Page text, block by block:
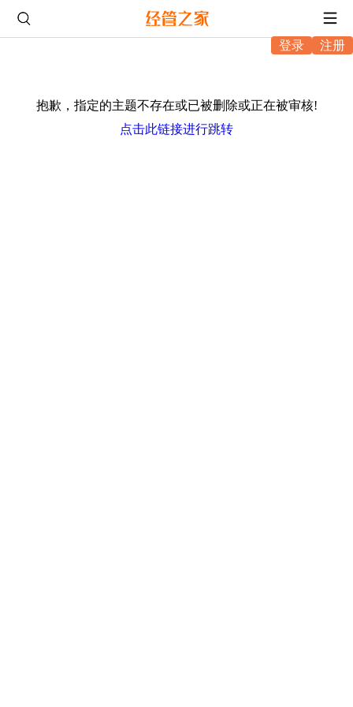
登录 注册
抱歉，指定的主题不存在或已被删除或正在被审核!
点击此链接进行跳转